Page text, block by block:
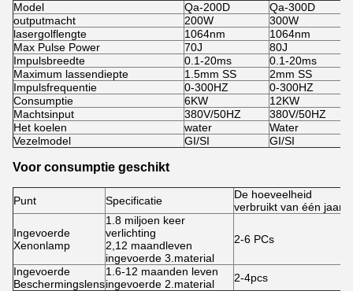
Model Qa-200D
Qa-300D
outputmacht
200W
300W
lasergolflengte
1064nm
1064nm
Max Pulse Power
70J
80J
Impulsbreedte
0.1-20ms
0.1-20ms
Maximum lassendiepte
1.5mm SS
2mm SS
Impulsfrequentie
0-300HZ
0-300HZ
Consumptie
6KW
12KW
Machtsinput
380V/50HZ
380V/50HZ
Het koelen
water
Water
Vezelmodel
GI/SI GI/SI
Voor consumptie geschikt
Punt Specificatie
De hoeveelheid
verbruikt van één jaar
Ingevoerde
Xenonlamp
1.8 miljoen keer
verlichting
2,12 maandleven
ingevoerde 3.material
2-6 PCs
Ingevoerde
Beschermingslens
1.6-12 maanden leven
ingevoerde 2.material
2-4pcs